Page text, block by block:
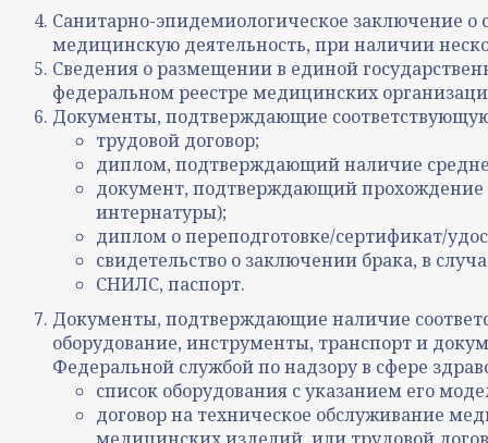
Санитарно-эпидемиологическое заключение
медицинскую деятельность, при наличии
Сведения о размещении в единой
федеральном реестре медицинских
Документы, подтверждающие
трудовой договор;
диплом, подтверждающий наличие
документ, подтверждающий прохождение
интернатуры);
диплом о переподготовке/сертификат/
свидетельство о заключении брака, в
СНИЛС, паспорт.
Документы, подтверждающие наличие
оборудование, инструменты, транспорт и
Федеральной службой по надзору в сфере
список оборудования с указанием его
договор на техническое обслуживание